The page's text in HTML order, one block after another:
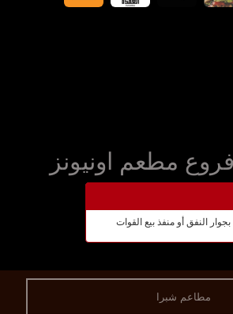
مطعم اونيونز
بجوار النفق أو منفذ بيع القوات
مطاعم شبرا